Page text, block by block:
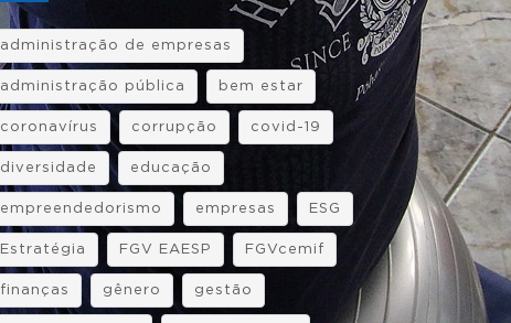
administração de empresas
administração pública bem estar
coronavírus corrupção covid-19
diversidade educação
empreendedorismo empresas ESG
Estratégia FGV EAESP FGVcemif
finanças gênero gestão